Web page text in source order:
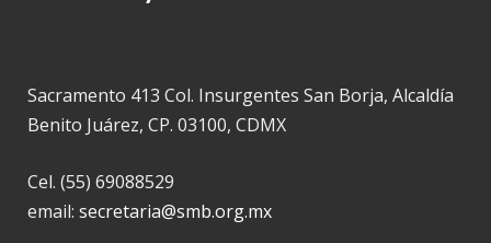
Sacramento 413 Col. Insurgentes San Borja, Alcaldía
Benito Juárez, CP. 03100, CDMX
Cel. (55) 69088529
email: secretaria@smb.org.mx